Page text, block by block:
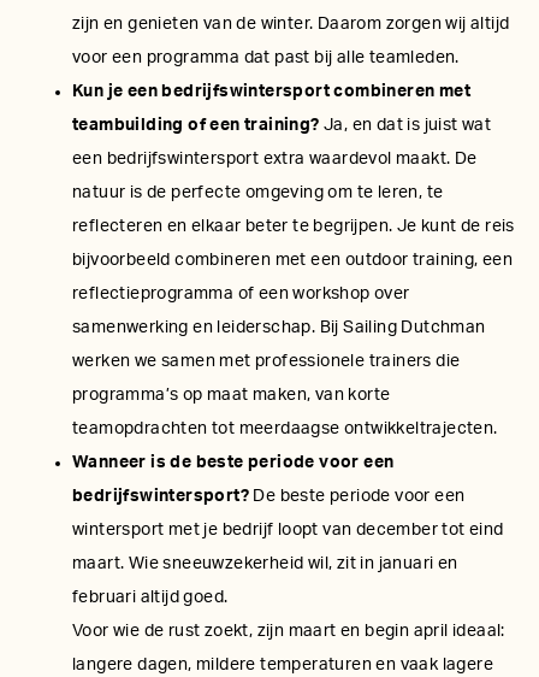
zijn en genieten van de winter. Daarom zorgen wij altijd
voor een programma dat past bij alle teamleden.
Kun je een bedrijfswintersport combineren met
teambuilding of een training? Ja, en dat is juist wat
een bedrijfswintersport extra waardevol maakt. De
natuur is de perfecte omgeving om te leren, te
reflecteren en elkaar beter te begrijpen. Je kunt de reis
bijvoorbeeld combineren met een outdoor training, een
reflectieprogramma of een workshop over
samenwerking en leiderschap. Bij Sailing Dutchman
werken we samen met professionele trainers die
programma’s op maat maken, van korte
teamopdrachten tot meerdaagse ontwikkeltrajecten.
Wanneer is de beste periode voor een
bedrijfswintersport? De beste periode voor een
wintersport met je bedrijf loopt van december tot eind
maart. Wie sneeuwzekerheid wil, zit in januari en
februari altijd goed.
Voor wie de rust zoekt, zijn maart en begin april ideaal:
langere dagen, mildere temperaturen en vaak lagere